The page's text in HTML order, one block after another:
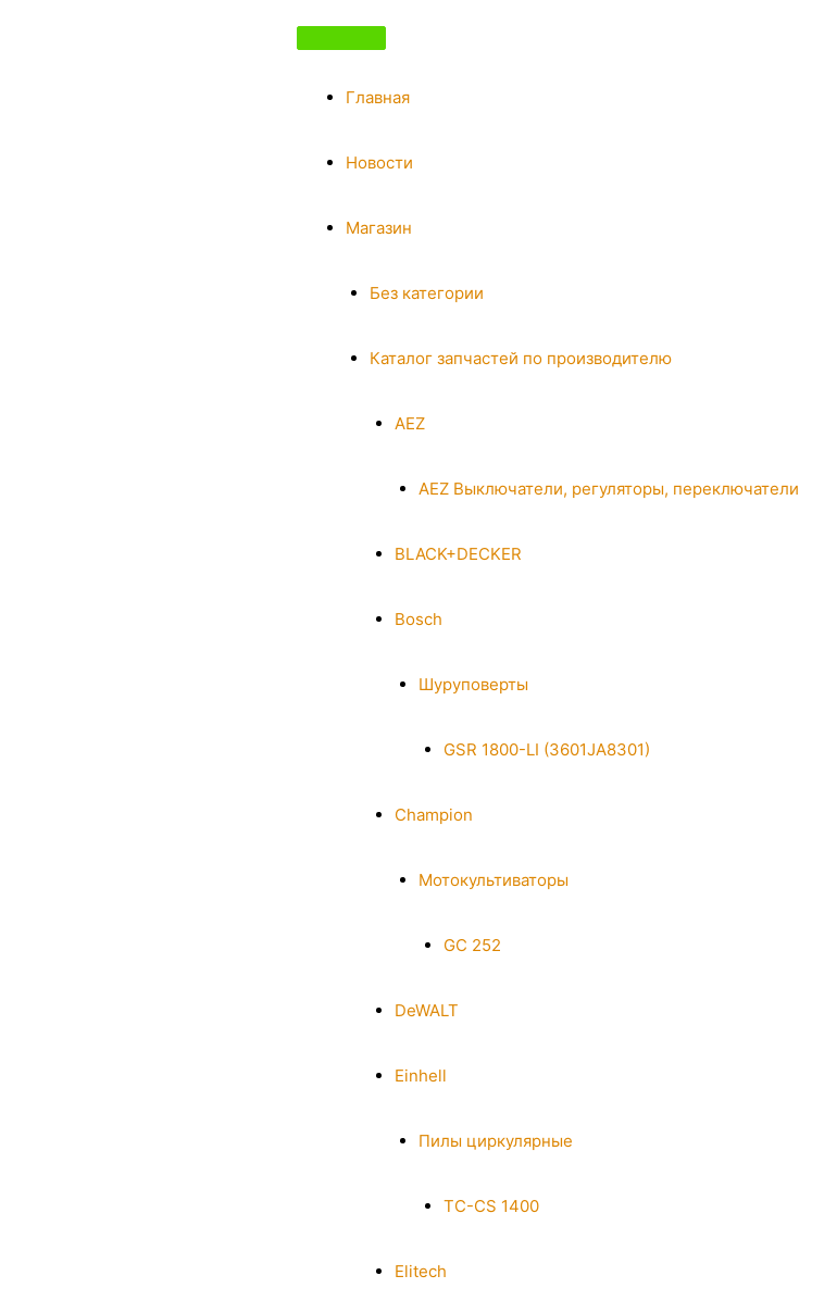
Главная
Новости
Магазин
Без категории
Каталог запчастей по производителю
AEZ
AEZ Выключатели, регуляторы, переключатели
BLACK+DECKER
Bosch
Шуруповерты
GSR 1800-LI (3601JA8301)
Champion
Мотокультиваторы
GC 252
DeWALT
Einhell
Пилы циркулярные
TC-CS 1400
Elitech